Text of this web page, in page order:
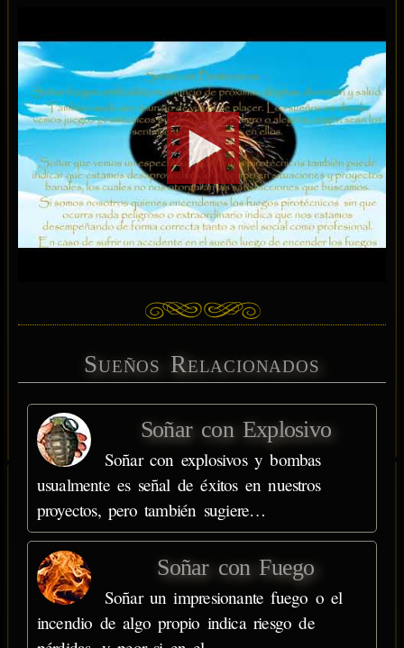
Sueños Relacionados
Soñar con Explosivo
Soñar con explosivos y bombas
usualmente es señal de éxitos en nuestros
proyectos, pero también sugiere…
Soñar con Fuego
Soñar un impresionante fuego o el
incendio de algo propio indica riesgo de